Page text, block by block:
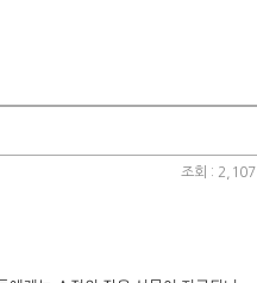
조회 : 2,107